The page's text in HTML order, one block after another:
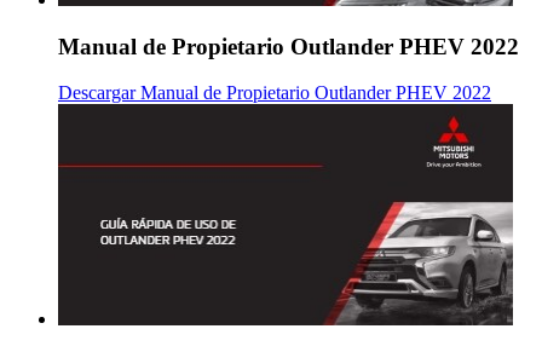
Manual de Propietario Outlander PHEV 2022
Descargar Manual de Propietario Outlander PHEV 2022